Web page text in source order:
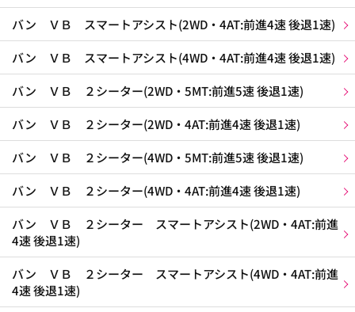
バン ＶＢ スマートアシスト(2WD・4AT:前進4速 後退1速)
バン ＶＢ スマートアシスト(4WD・4AT:前進4速 後退1速)
バン ＶＢ ２シーター(2WD・5MT:前進5速 後退1速)
バン ＶＢ ２シーター(2WD・4AT:前進4速 後退1速)
バン ＶＢ ２シーター(4WD・5MT:前進5速 後退1速)
バン ＶＢ ２シーター(4WD・4AT:前進4速 後退1速)
バン ＶＢ ２シーター スマートアシスト(2WD・4AT:前進
4速 後退1速)
バン ＶＢ ２シーター スマートアシスト(4WD・4AT:前進
4速 後退1速)